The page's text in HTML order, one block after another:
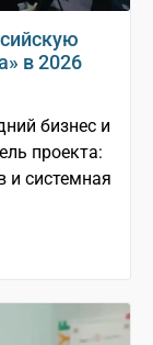
в 2026
бизнес и
проекта:
и системная